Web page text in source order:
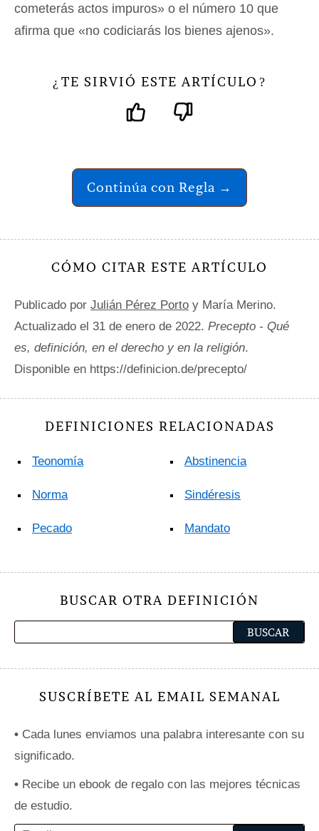
cometerás actos impuros» o el número 10 que
afirma que «no codiciarás los bienes ajenos».
¿ TE SIRVIÓ ESTE ARTÍCULO ?
Continúa con Regla →
CÓMO CITAR ESTE ARTÍCULO
Publicado por Julián Pérez Porto y María Merino.
Actualizado el 31 de enero de 2022. Precepto - Qué
es, definición, en el derecho y en la religión.
Disponible en https://definicion.de/precepto/
DEFINICIONES RELACIONADAS
Teonomía
Norma
Pecado
Abstinencia
Sindéresis
Mandato
BUSCAR OTRA DEFINICIÓN
SUSCRÍBETE AL EMAIL SEMANAL
• Cada lunes enviamos una palabra interesante con su
significado.
• Recibe un ebook de regalo con las mejores técnicas
de estudio.